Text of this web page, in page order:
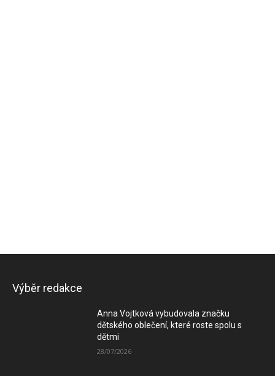
Výběr redakce
Anna Vojtková vybudovala značku
dětského oblečení, které roste spolu s
dětmi
28/07/2026